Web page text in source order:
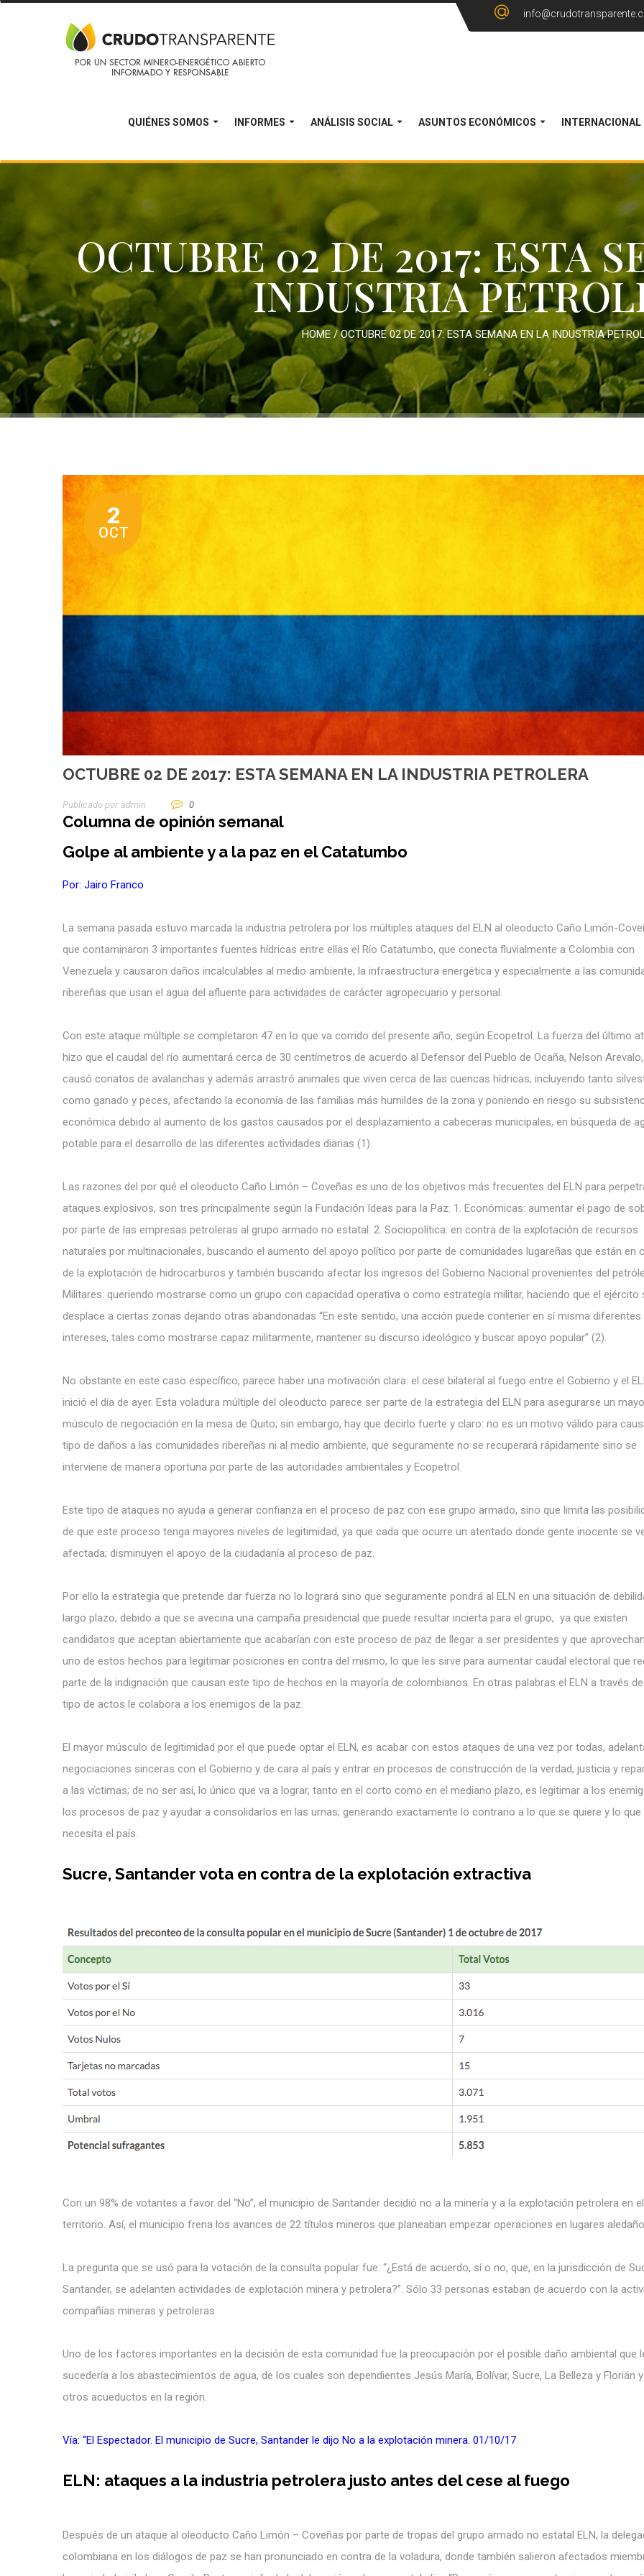
QUIÉNES SOMOS INFORMES ANÁLISIS SOCIAL ASUNTOS ECONÓMICOS INTERNACIONAL
OCTUBRE 02 DE 2017: ESTA
INDUSTRIA
HOME/OCTUBRE 02 DE 2017: ESTA SEMANA EN LA INDUSTRIA
2
OCT
OCTUBRE 02 DE 2017: ESTA SEMANA EN LA INDUSTRIA PETROLERA
Publicado por Admin 0
Columna de opinión semanal
Golpe al ambiente y a la paz en el Catatumbo
Por: Jairo Franco
La semana pasada estuvo marcada la industria petrolera por los múltiples ataques del ELN al oleoducto Caño Limón-
que contaminaron 3 importantes fuentes hídricas entre ellas el Río Catatumbo, que conecta fluvialmente a Colombia con
Venezuela y causaron daños incalculables al medio ambiente, la infraestructura energética y especialmente a las
ribereñas que usan el agua del afluente para actividades de carácter agropecuario y personal.
Con este ataque múltiple se completaron 47 en lo que va corrido del presente año, según Ecopetrol. La fuerza del último
hizo que el caudal del río aumentará cerca de 30 centímetros de acuerdo al Defensor del Pueblo de Ocaña, Nelson
causó conatos de avalanchas y además arrastró animales que viven cerca de las cuencas hídricas, incluyendo tanto
como ganado y peces, afectando la economía de las familias más humildes de la zona y poniendo en riesgo su
económica debido al aumento de los gastos causados por el desplazamiento a cabeceras municipales, en búsqueda de
potable para el desarrollo de las diferentes actividades diarias (1).
Las razones del por qué el oleoducto Caño Limón – Coveñas es uno de los objetivos más frecuentes del ELN para
ataques explosivos, son tres principalmente según la Fundación Ideas para la Paz: 1. Económicas: aumentar el pago de
por parte de las empresas petroleras al grupo armado no estatal. 2. Sociopolítica: en contra de la explotación de recursos
naturales por multinacionales, buscando el aumento del apoyo político por parte de comunidades lugareñas que están en
de la explotación de hidrocarburos y también buscando afectar los ingresos del Gobierno Nacional provenientes del
Militares: queriendo mostrarse como un grupo con capacidad operativa o como estrategía militar, haciendo que el ejército
desplace a ciertas zonas dejando otras abandonadas “En este sentido, una acción puede contener en sí misma diferentes
intereses, tales como mostrarse capaz militarmente, mantener su discurso ideológico y buscar apoyo popular” (2).
No obstante en este caso específico, parece haber una motivación clara: el cese bilateral al fuego entre el Gobierno y el
inició el día de ayer. Esta voladura múltiple del oleoducto parece ser parte de la estrategia del ELN para asegurarse un
músculo de negociación en la mesa de Quito; sin embargo, hay que decirlo fuerte y claro: no es un motivo válido para
tipo de daños a las comunidades ribereñas ni al medio ambiente, que seguramente no se recuperará rápidamente sino se
interviene de manera oportuna por parte de las autoridades ambientales y Ecopetrol.
Este tipo de ataques no ayuda a generar confianza en el proceso de paz con ese grupo armado, sino que limita las
de que este proceso tenga mayores niveles de legitimidad, ya que cada que ocurre un atentado donde gente inocente se
afectada; disminuyen el apoyo de la ciudadanía al proceso de paz.
Por ello la estrategia que pretende dar fuerza no lo logrará sino que seguramente pondrá al ELN en una situación de
largo plazo, debido a que se avecina una campaña presidencial que puede resultar incierta para el grupo, ya que existen
candidatos que aceptan abiertamente que acabarían con este proceso de paz de llegar a ser presidentes y que
uno de estos hechos para legitimar posiciones en contra del mismo, lo que les sirve para aumentar caudal electoral que
parte de la indignación que causan este tipo de hechos en la mayoría de colombianos. En otras palabras el ELN a través
tipo de actos le colabora a los enemigos de la paz.
El mayor músculo de legitimidad por el que puede optar el ELN, es acabar con estos ataques de una vez por todas,
negociaciones sinceras con el Gobierno y de cara al país y entrar en procesos de construcción de la verdad, justicia y
a las víctimas; de no ser así, lo único que va a lograr, tanto en el corto como en el mediano plazo, es legitimar a los
los procesos de paz y ayudar a consolidarlos en las urnas; generando exactamente lo contrario a lo que se quiere y lo que
necesita el país.
Sucre, Santander vota en contra de la explotación extractiva
Con un 98% de votantes a favor del “No”, el municipio de Santander decidió no a la minería y a la explotación petrolera en el
territorio. Así, el municipio frena los avances de 22 títulos mineros que planeaban empezar operaciones en lugares
La pregunta que se usó para la votación de la consulta popular fue: “¿Está de acuerdo, sí o no, que, en la jurisdicción de
Santander, se adelanten actividades de explotación minera y petrolera?”. Sólo 33 personas estaban de acuerdo con la
compañías mineras y petroleras.
Uno de los factores importantes en la decisión de esta comunidad fue la preocupación por el posible daño ambiental que
sucedería a los abastecimientos de agua, de los cuales son dependientes Jesús María, Bolívar, Sucre, La Belleza y Florián
otros acueductos en la región.
Vía: “El Espectador. El municipio de Sucre, Santander le dijo No a la explotación minera. 01/10/17
ELN: ataques a la industria petrolera justo antes del cese al fuego
Después de un ataque al oleoducto Caño Limón – Coveñas por parte de tropas del grupo armado no estatal ELN, la
colombiana en los diálogos de paz se han pronunciado en contra de la voladura, donde también salieron afectados